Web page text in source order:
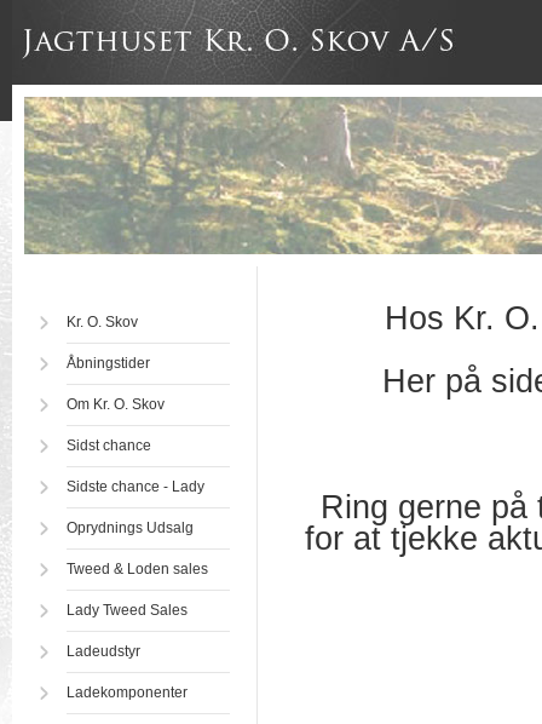
Kr. O. Skov
Åbningstider
Om Kr. O. Skov
Sidst chance
Sidste chance - Lady
Oprydnings Udsalg
Tweed & Loden sales
Lady Tweed Sales
Ladeudstyr
Ladekomponenter
Hos Kr.
Her på
Ring gerne
for at tjekke